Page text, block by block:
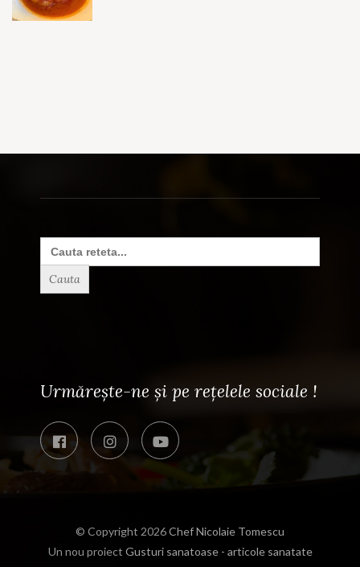
Search
for:
Urmărește-ne și pe rețelele sociale !
© Copyright 2026Chef Nicolaie Tomescu
Un nou proiect Gusturi sanatoase - articole sanatate